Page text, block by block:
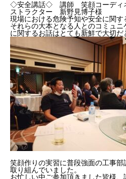
◇安全講話◇ 講師 笑顔コーディ
ストラクター 新野見博子様
現場における危険予知や安全に関す
それらの大本となる人とのコミュニ
に関するお話はとても新鮮で大切だ
笑顔作りの実習に普段強面の工事
取り組んでいました。
お忙しい中ご参加頂きました皆様